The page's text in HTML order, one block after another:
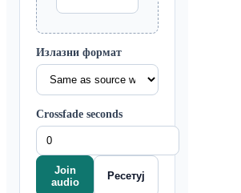
Излазни формат
Crossfade seconds
Join
audio
Ресетуј